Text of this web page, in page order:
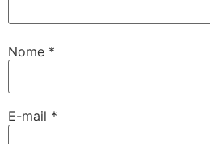
Nome *
E-mail *